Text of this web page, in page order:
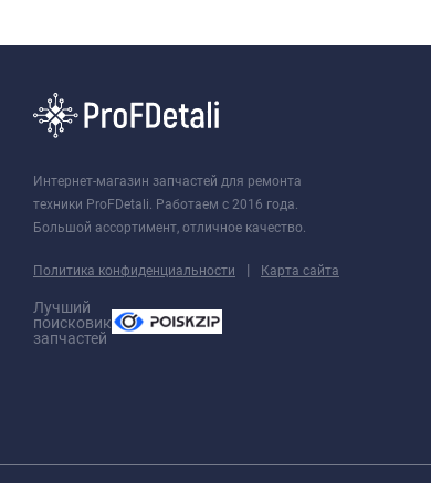
Интернет-магазин запчастей для ремонта
техники ProFDetali. Работаем с 2016 года.
Большой ассортимент, отличное качество.
Политика конфиденциальности | Карта сайта
Лучший
поисковик
запчастей